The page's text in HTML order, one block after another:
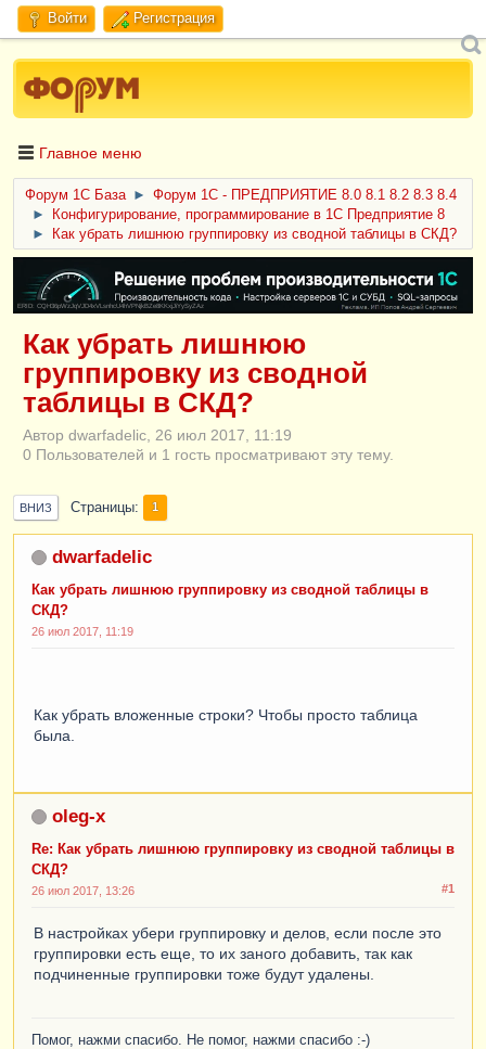
Войти Регистрация
Главное меню
Форум 1C База ►
Форум 1С - ПРЕДПРИЯТИЕ 8.0 8.1 8.2 8.3 8.4
►
Конфигурирование, программирование в 1С Предприятие 8
►
Как убрать лишнюю группировку из сводной таблицы в СКД?
ERID: CQH36pWzJqVJD4xVLsnhcU4hVPNjkBZe8KKxjJiYySyZAz
Как убрать лишнюю
группировку из сводной
таблицы в СКД?
Автор dwarfadelic, 26 июл 2017, 11:19
0 Пользователей и 1 гость просматривают эту тему.
ВНИЗ Страницы 1
dwarfadelic
Как убрать лишнюю группировку из сводной таблицы в
СКД?
26 июл 2017, 11:19
Как убрать вложенные строки? Чтобы просто таблица
была.
oleg-x
Re: Как убрать лишнюю группировку из сводной таблицы в
СКД?
#1
26 июл 2017, 13:26
В настройках убери группировку и делов, если после это
группировки есть еще, то их заного добавить, так как
подчиненные группировки тоже будут удалены.
Помог, нажми спасибо. Не помог, нажми спасибо :-)